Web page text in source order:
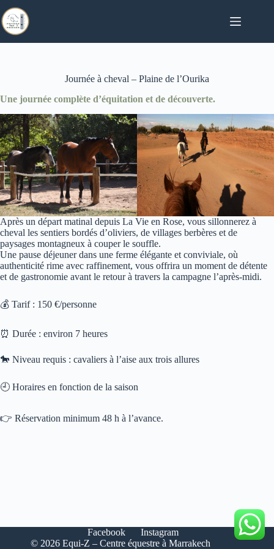
au
contenu
Journée à cheval – Plaine de l’Ourika
Une journée complète d’équitation et de découverte.
Après un départ matinal depuis La Vie en Rose, vous sillonnerez à
cheval les sentiers bordés d’oliviers, de villages berbères et de
paysages montagneux à couper le souffle.
Une pause déjeuner dans une ferme élégante et conviviale, où
authenticité rime avec raffinement, vous offrira un moment de détente
et de gastronomie avant le retour à travers la campagne l’après-midi.
💰 Tarif : 150 €/personne
⏰ Durée : environ 7 heures
🐎 Niveau requis : cavaliers à l’aise aux trois allures
🕘 Horaires en fonction de la saison
👉 Réservation minimum 48 h à l’avance.
Facebook
Instagram
© 2026 Equi-Z – Centre équestre à Marrakech